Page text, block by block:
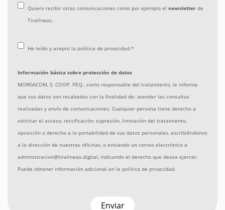
Quiero recibir otras comunicaciones como por ejemplo el newsletter de
Tiralíneas.
He leído y acepto la política de privacidad.*
Información básica sobre protección de datos
MORGACOM, S. COOP. PEQ., como responsable del tratamiento, le informa
que sus datos son recabados con la finalidad de: atender las consultas
realizadas y envío de comunicaciones. Cualquier persona tiene derecho a
solicitar el acceso, rectificación, supresión, limitación del tratamiento,
oposición o derecho a la portabilidad de sus datos personales, escribiéndonos
a la dirección de nuestras oficinas, o enviando un correo electrónico a
administracion@tiralineas.digital, indicando el derecho que desea ejercer.
Puede obtener información adicional en la política de privacidad.